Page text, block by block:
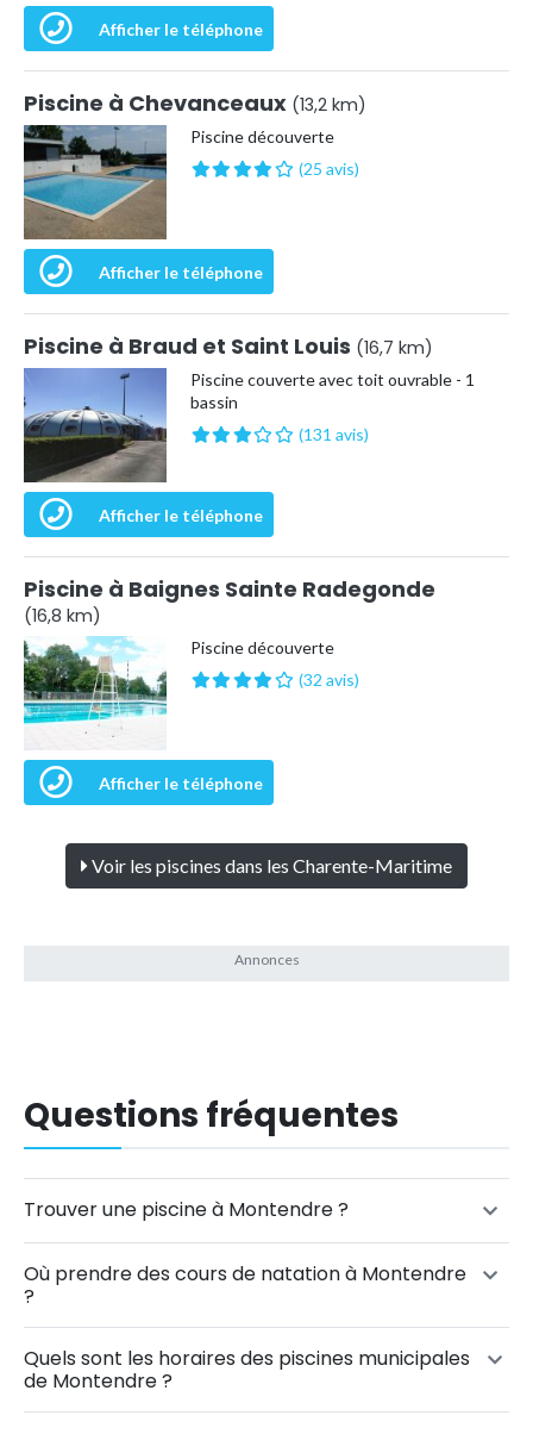
Afficher le téléphone
Piscine à Chevanceaux (13,2 km)
Piscine découverte
(25 avis)
Afficher le téléphone
Piscine à Braud et Saint Louis (16,7 km)
Piscine couverte avec toit ouvrable - 1
bassin
(131 avis)
Afficher le téléphone
Piscine à Baignes Sainte Radegonde
(16,8 km)
Piscine découverte
(32 avis)
Afficher le téléphone
Voir les piscines dans les Charente-Maritime
Questions fréquentes
Trouver une piscine à Montendre ?
Où prendre des cours de natation à Montendre
?
Quels sont les horaires des piscines municipales
de Montendre ?